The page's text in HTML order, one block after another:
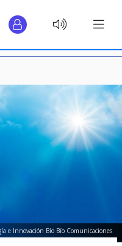
e Innovación Bío Bío Comunicaciones